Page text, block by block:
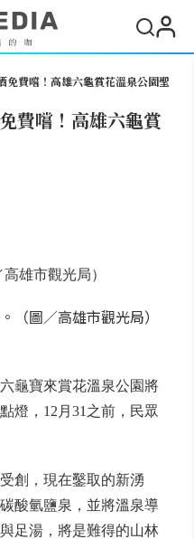
費嚐！高雄六龜賞花溫泉公園聖
費嚐！高雄六龜賞
（圖／高雄市觀光局）
龜寶來賞花溫泉公園將
燈，12月31之前，民眾
創，現在鑿取的新湧
酸氫鹽泉，並將溫泉導
足湯，將是難得的山林